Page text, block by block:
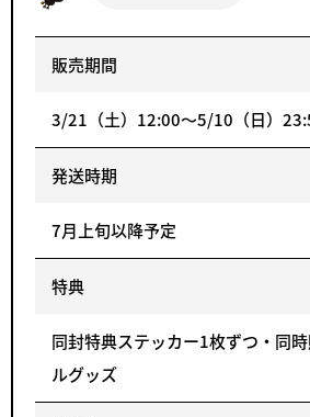
販売期間
3/21（土）12:00～5/10（日）
発送時期
7月上旬以降予定
特典
同封特典ステッカー1枚ずつ・同
ルグッズ